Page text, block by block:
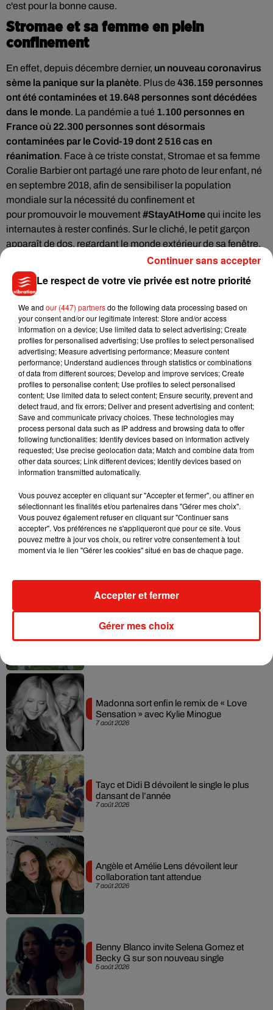
c'est pour la bonne cause.
Stromae et sa femme en plein
confinement
En effet, depuis décembre dernier, un nouveau coronavirus
sème la panique sur la planète. Plus de 436.159 personnes
ont été contaminées et 19.648 personnes sont décédées
dans le monde. La pandémie a tué 1.100 personnes en
France où 22.300 personnes sont désormais
contaminées par leCovid-19dont 2 516 cas en
réanimation. Face à ce triste constat, Stromae et sa femme
Coralie Barbier ont partagé une rare photo de leur enfant, né
en septembre 2018, afin de sensibiliser la population
mondiale sur la nécessité du confinement et
pour promouvoir le mouvement#StayAtHomequi incite les
internautes à rester confinés. Sur le cliché, le petit garçon
apparaît de dos, regardant le monde extérieur de sa fenêtre.
Voir cette publication sur Instagram
�x�#stayathome
Une publication partagée parBarbier Coralie
Un message clair et précis qui, on l'espère, encouragera les
plus récalcitrants à rester chez eux.
Musique
7 août 2026
Julien Lieb s’essaye à la vie de chatelain
7 août 2026
Madonna sort enfin le remix de « Love
Sensation » avec Kylie Minogue
7 août 2026
Tayc et Didi B dévoilent le single le plus
dansant de l’année
7 août 2026
Angèle et Amélie Lens dévoilent leur
collaboration tant attendue
5 août 2026
Benny Blanco invite Selena Gomez et
Becky G sur son nouveau single
Le respect de votre vie privée est notre priorité
We and our (447) partnersdo the following data processing based on
your consent and/or our legitimate interest: Store and/or access
information on a device; Use limited data to select advertising; Create
profiles for personalised advertising; Use profiles to select personalised
advertising; Measure advertising performance; Measure content
performance; Understand audiences through statistics or combinations
of data from different sources; Develop and improve services; Create
profiles to personalise content; Use profiles to select personalised
content; Use limited data to select content; Ensure security, prevent and
detect fraud, and fix errors; Deliver and present advertising and content;
Save and communicate privacy choices. These technologies may
process personal data such as IP address and browsing data to offer
following functionalities: Identify devices based on information actively
requested; Use precise geolocation data; Match and combine data from
other data sources; Link different devices; Identify devices based on
information transmitted automatically.
Vous pouvez accepter en cliquant sur "Accepter et fermer", ou affiner en
sélectionnant les finalités et/ou partenaires dans "Gérer mes choix".
Vous pouvez également refuser en cliquant sur "Continuer sans
accepter". Vos préférences ne s'appliqueront que pour ce site. Vous
pouvez mettre à jour vos choix, ou retirer votre consentement à tout
moment via le lien "Gérer les cookies" situé en bas de chaque page.
Gérer mes choix
Accepter et fermer
Continuer sans accepter